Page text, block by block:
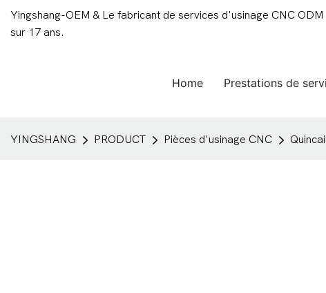
Yingshang-OEM & Le fabricant de services d'usinage CNC
sur 17 ans.
Home Prestations de
YINGSHANG PRODUCT Pièces d'usinage CNC